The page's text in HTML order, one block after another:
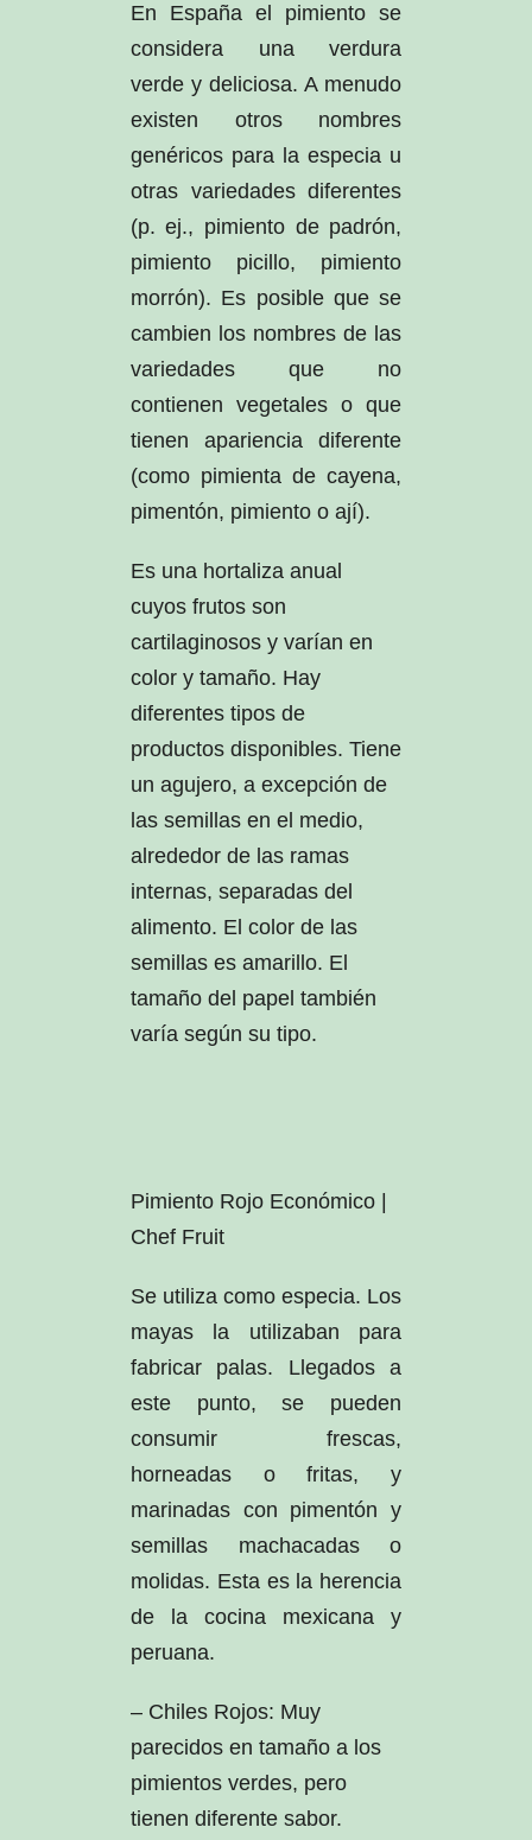
En España el pimiento se
considera una verdura
verde y deliciosa. A menudo
existen otros nombres
genéricos para la especia u
otras variedades diferentes
(p. ej., pimiento de padrón,
pimiento picillo, pimiento
morrón). Es posible que se
cambien los nombres de las
variedades que no
contienen vegetales o que
tienen apariencia diferente
(como pimienta de cayena,
pimentón, pimiento o ají).
Es una hortaliza anual
cuyos frutos son
cartilaginosos y varían en
color y tamaño. Hay
diferentes tipos de
productos disponibles. Tiene
un agujero, a excepción de
las semillas en el medio,
alrededor de las ramas
internas, separadas del
alimento. El color de las
semillas es amarillo. El
tamaño del papel también
varía según su tipo.
Pimiento Rojo Económico |
Chef Fruit
Se utiliza como especia. Los
mayas la utilizaban para
fabricar palas. Llegados a
este punto, se pueden
consumir frescas,
horneadas o fritas, y
marinadas con pimentón y
semillas machacadas o
molidas. Esta es la herencia
de la cocina mexicana y
peruana.
– Chiles Rojos: Muy
parecidos en tamaño a los
pimientos verdes, pero
tienen diferente sabor.